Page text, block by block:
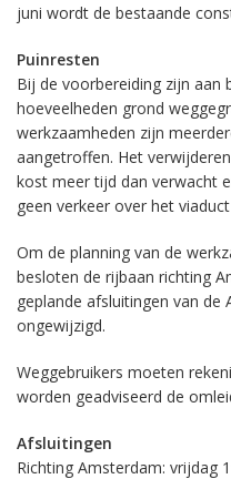
juni wordt de bestaande
Puinresten
Bij de voorbereiding zijn aan
hoeveelheden grond
werkzaamheden zijn
aangetroffen. Het
kost meer tijd dan verwacht
geen verkeer over het
Om de planning van de
besloten de rijbaan richting
geplande afsluitingen van de
ongewijzigd.
Weggebruikers moeten
worden geadviseerd de
Afsluitingen
Richting Amsterdam: vrijdag